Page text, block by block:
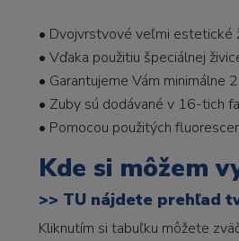
• Dvojvrstvové veľmi estetické
• Vďaka použitiu špeciálnej
• Garantujeme Vám minimálne
• Zuby sú dodávané v 16-tich
• Pomocou použitých
Kde si môžem
>> TU nájdete prehľad
Kliknutím si tabuľku môžete